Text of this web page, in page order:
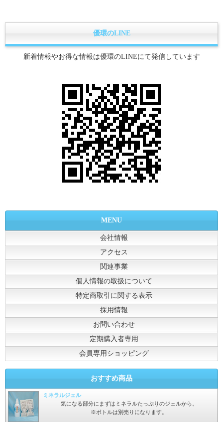
優環のLINE
新着情報やお得な情報は優環のLINEにて発信しています
MENU
会社情報
アクセス
関連事業
個人情報の取扱について
特定商取引に関する表示
採用情報
お問い合わせ
定期購入者専用
会員専用ショッピング
おすすめ商品
ミネラルジェル
気になる部分にまずはミネラルたっぷりのジェルから。
※ボトルは別売りになります。